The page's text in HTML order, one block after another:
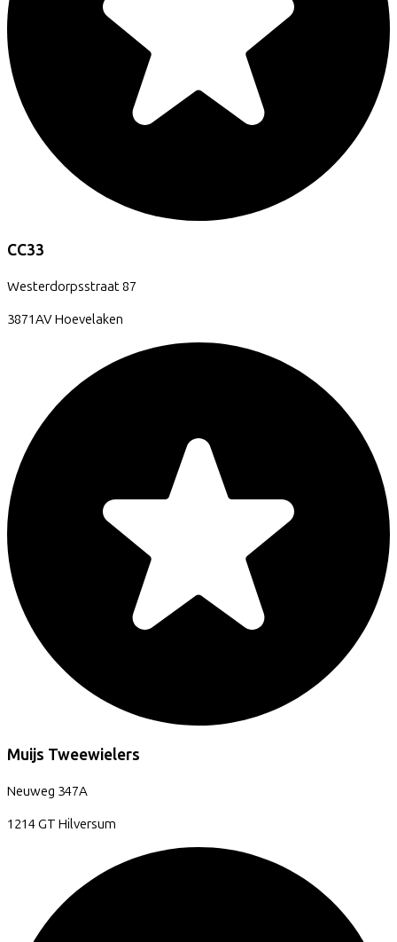
CC33
Westerdorpsstraat87
3871AVHoevelaken
Muijs Tweewielers
Neuweg 347A
1214 GT Hilversum